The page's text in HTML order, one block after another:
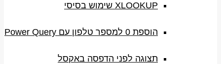
XLOOKUP שימוש בסיסי
הוספת 0 למספר טלפון עם Power Query
תצוגה לפני הדפסה באקסל